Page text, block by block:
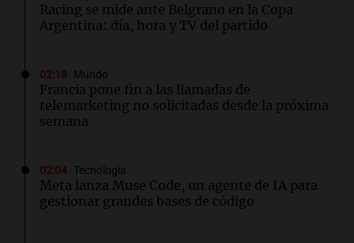
Racing se mide ante Belgrano en la Copa
Argentina: día, hora y TV del partido
02:18 Mundo
Francia pone fin a las llamadas de
telemarketing no solicitadas desde la próxima
semana
02:04 Tecnología
Meta lanza Muse Code, un agente de IA para
gestionar grandes bases de código